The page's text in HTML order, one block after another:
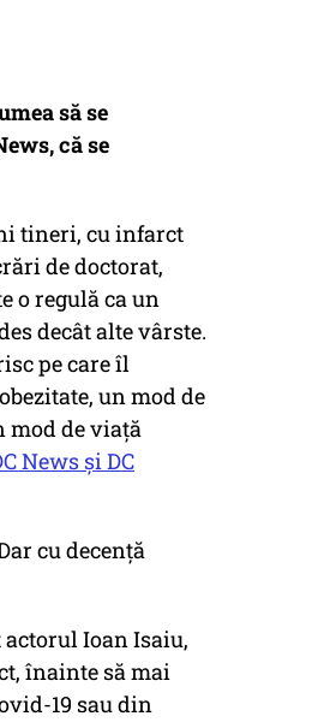
să se
că se
tineri, cu infarct
de doctorat,
o regulă ca un
decât alte vârste.
pe care îl
un mod de
mod de viață
News și DC
cu decență
Ioan Isaiu,
înainte să mai
19 sau din